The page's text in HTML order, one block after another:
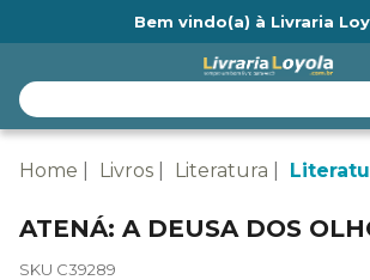
Bem vindo(a) à Livraria
Home Livros Literatura
ATENÁ: A DEUSA DOS
SKU C39289